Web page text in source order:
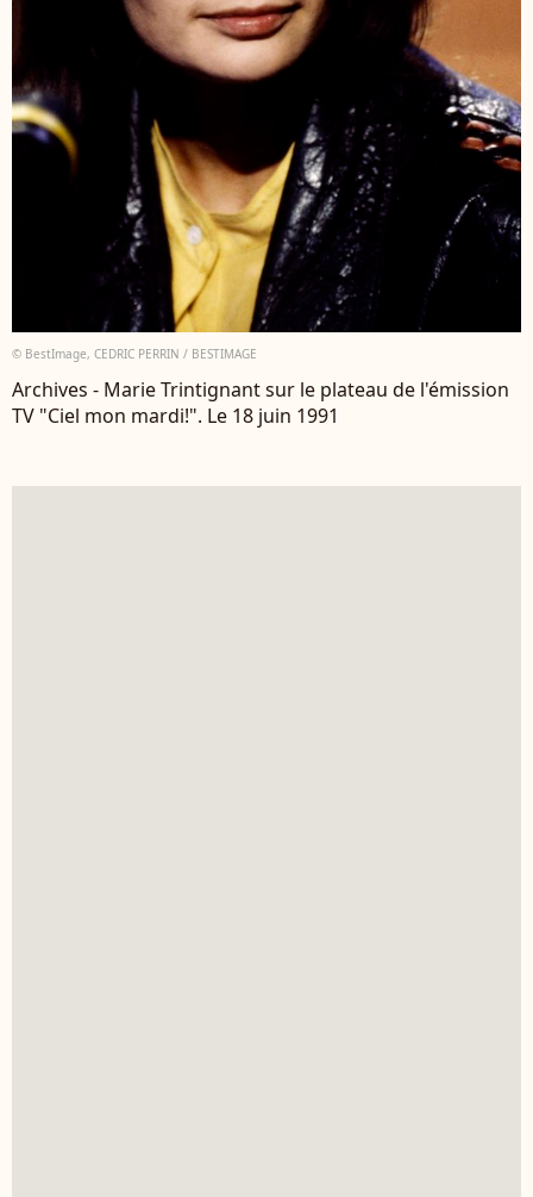
© BestImage, CEDRIC PERRIN / BESTIMAGE
Archives - Marie Trintignant sur le plateau de l'émission
TV "Ciel mon mardi!". Le 18 juin 1991